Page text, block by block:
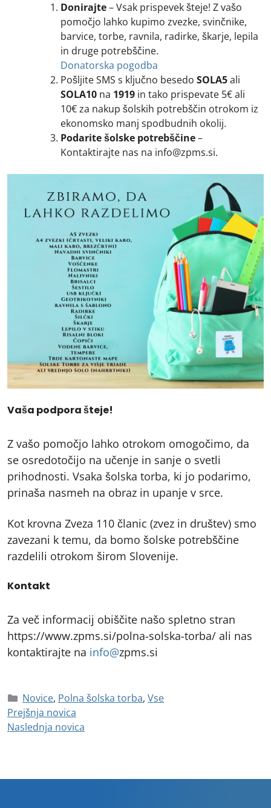
Donirajte– Vsak prispevek šteje! Z vašo
pomočjo lahko kupimo zvezke, svinčnike,
barvice, torbe, ravnila, radirke, škarje, lepila
in druge potrebščine.
Donatorska pogodba
Pošljite SMS s ključno besedo SOLA5ali
SOLA10 na 1919 in tako prispevate 5€ ali
10€ za nakup šolskih potrebščin otrokom iz
ekonomsko manj spodbudnih okolij.
Podarite šolske potrebščine–
Kontaktirajte nas na info@zpms.si.
Vaša podpora šteje!
Z vašo pomočjo lahko otrokom omogočimo, da
se osredotočijo na učenje in sanje o svetli
prihodnosti. Vsaka šolska torba, ki jo podarimo,
prinaša nasmeh na obraz in upanje v srce.
Kot krovna Zveza 110 članic (zvez in društev) smo
zavezani k temu, da bomo šolske potrebščine
razdelili otrokom širom Slovenije.
Kontakt
Za več informacij obiščite našo spletno stran
https://www.zpms.si/polna-solska-torba/ ali nas
kontaktirajte na info@zpms.si
Novice, Polna šolska torba, Vse
Prejšnja novica
Naslednja novica